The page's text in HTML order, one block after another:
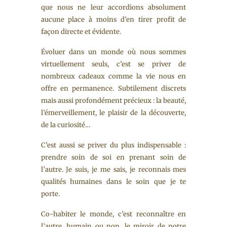
que nous ne leur accordions absolument
aucune place à moins d’en tirer profit de
façon directe et évidente.
Évoluer dans un monde où nous sommes
virtuellement seuls, c’est se priver de
nombreux cadeaux comme la vie nous en
offre en permanence. Subtilement discrets
mais aussi profondément précieux : la beauté,
l’émerveillement, le plaisir de la découverte,
de la curiosité…
C’est aussi se priver du plus indispensable :
prendre soin de soi en prenant soin de
l’autre. Je suis, je me sais, je reconnais mes
qualités humaines dans le soin que je te
porte.
Co-habiter le monde, c’est reconnaître en